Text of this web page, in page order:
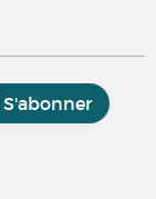
S'abonner